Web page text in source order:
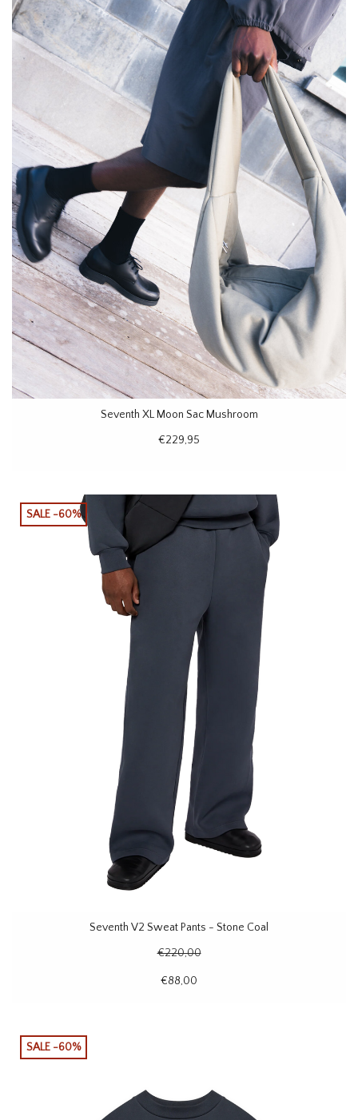
Seventh XL Moon Sac Mushroom
€229,95
SALE -60%
Seventh V2 Sweat Pants - Stone Coal
€220,00
€88,00
SALE -60%